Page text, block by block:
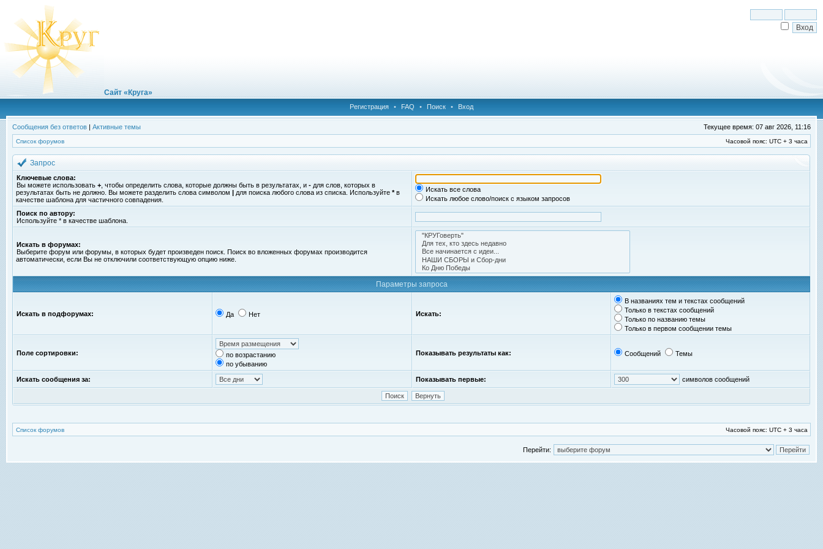
Сайт «Круга»
Регистрация • FAQ • Поиск • Вход
Сообщения без ответов | Активные темы Текущее время: 07 авг 2026, 11:16
Список форумов Часовой пояс: UTC + 3 часа
Запрос
Ключевые слова:
Вы можете использовать + , чтобы определить слова, которые должны быть в результатах, и - для слов, которых в
результатах быть не должно. Вы можете разделить слова символом | для поиска любого слова из списка. Используйте *в
качестве шаблона для частичного совпадения.
Искать все слова
Искать любое слово/поиск с языком запросов
Поиск по автору:
Используйте * в качестве шаблона.
Искать в форумах:
Выберите форум или форумы, в которых будет произведен поиск. Поиск во вложенных форумах производится
автоматически, если Вы не отключили соответствующую опцию ниже.
Параметры запроса
Искать в подфорумах: Да Нет Искать:
В названиях тем и текстах сообщений
Только в текстах сообщений
Только по названию темы
Только в первом сообщении темы
Поле сортировки:
по возрастанию
по убыванию
Показывать результаты как: Сообщений Темы
Искать сообщения за: Показывать первые: символов сообщений
Список форумов Часовой пояс: UTC + 3 часа
Перейти: